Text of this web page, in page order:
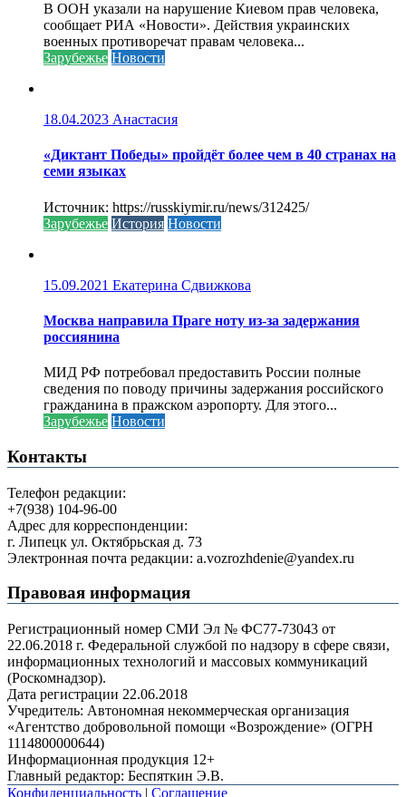
В ООН указали на нарушение Киевом прав человека,
сообщает РИА «Новости». Действия украинских
военных противоречат правам человека...
Зарубежье Новости
18.04.2023 Анастасия
«Диктант Победы» пройдёт более чем в 40 странах на
семи языках
Источник: https://russkiymir.ru/news/312425/
Зарубежье История Новости
15.09.2021 Екатерина Сдвижкова
Москва направила Праге ноту из-за задержания
россиянина
МИД РФ потребовал предоставить России полные
сведения по поводу причины задержания российского
гражданина в пражском аэропорту. Для этого...
Зарубежье Новости
Контакты
Телефон редакции:
+7(938) 104-96-00
Адрес для корреспонденции:
г. Липецк ул. Октябрьская д. 73
Электронная почта редакции: a.vozrozhdenie@yandex.ru
Правовая информация
Регистрационный номер СМИ Эл № ФС77-73043 от
22.06.2018 г. Федеральной службой по надзору в сфере связи,
информационных технологий и массовых коммуникаций
(Роскомнадзор).
Дата регистрации 22.06.2018
Учредитель: Автономная некоммерческая организация
«Агентство добровольной помощи «Возрождение» (ОГРН
1114800000644)
Информационная продукция 12+
Главный редактор: Беспяткин Э.В.
Конфиденциальность | Соглашение